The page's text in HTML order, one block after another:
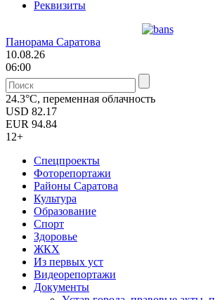
Реквизиты
Панорама Саратова
10.08.26
06:00
24.3°C, переменная облачность
USD 82.17
EUR 94.84
12+
Спецпроекты
Фоторепортажи
Районы Саратова
Культура
Образование
Спорт
Здоровье
ЖКХ
Из пеpвых уст
Видеорепортажи
Документы